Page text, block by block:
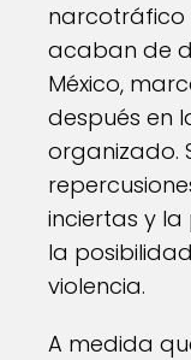
narcotráfico
acaban de
México,
después en
organizado.
inciertas y
la
violencia.
A medida